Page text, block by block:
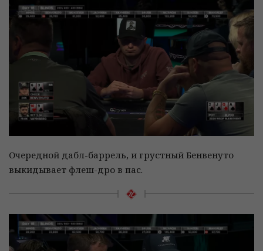
Очередной дабл-баррель, и грустный Бенвенуто
выкидывает флеш-дро в пас.